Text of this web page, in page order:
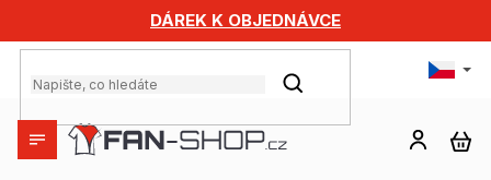
obsah
DÁREK K OBJEDNÁVCE
HLEDAT